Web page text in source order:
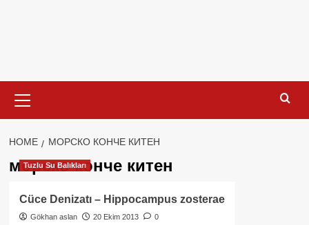
Menu
HOME МОРСКО КОНЧЕ КИТЕН
морско конче китен
Tuzlu Su Balıkları
Cüce Denizatı – Hippocampus zosterae
Gökhan aslan 20 Ekim 2013 0